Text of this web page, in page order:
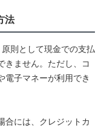
法
則として現金での支払
きません。ただし、コ
電子マネーが利用でき
合には、クレジットカ